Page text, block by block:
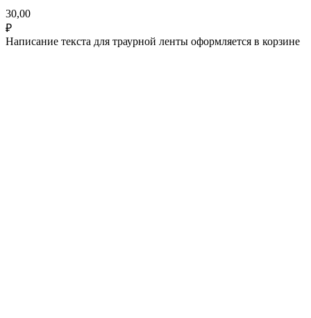
30,00
₽
Написание текста для траурной ленты оформляется в корзине